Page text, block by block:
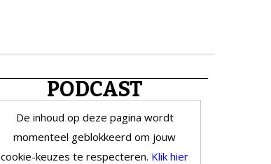
PODCAST
De inhoud op deze pagina wordt
momenteel geblokkeerd om jouw
cookie-keuzes te respecteren. Klik hier